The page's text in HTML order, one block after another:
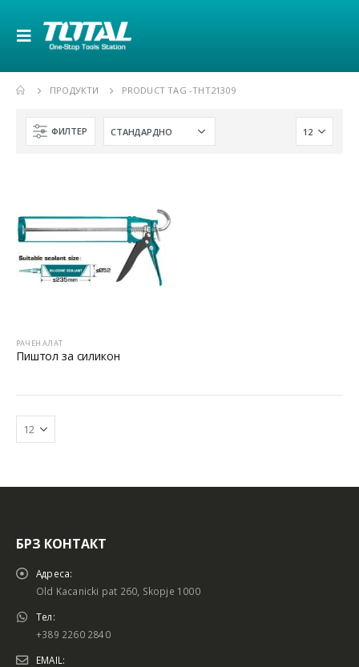
ПРОДУКТИ PRODUCT TAG -THT21309
ФИЛТЕР
РАЧЕН АЛАТ
Пиштол за силикон
Батериски сет
БРЗ КОНТАКТ
Адреса:
Old Kacanicki pat 260, Skopje 1000
Тел:
+389 2260 2840
EMAIL: